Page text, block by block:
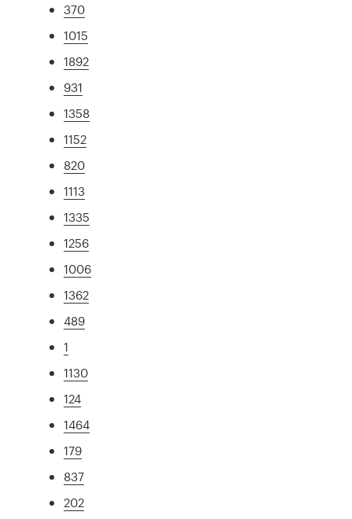
370
1015
1892
931
1358
1152
820
1113
1335
1256
1006
1362
489
1
1130
124
1464
179
837
202